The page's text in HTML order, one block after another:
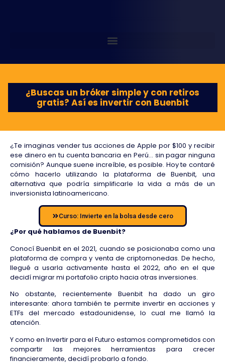
¿Buscas un bróker simple y con retiros
gratis? Así es invertir con Buenbit
¿Te imaginas vender tus acciones de Apple por $100 y recibir
ese dinero en tu cuenta bancaria en Perú… sin pagar ninguna
comisión? Aunque suene increíble, es posible. Hoy te contaré
cómo hacerlo utilizando la plataforma de Buenbit, una
alternativa que podría simplificarle la vida a más de un
inversionista latinoamericano.
Curso: Invierte en la bolsa desde cero
¿Por qué hablamos de Buenbit?
Conocí Buenbit en el 2021, cuando se posicionaba como una
plataforma de compra y venta de criptomonedas. De hecho,
llegué a usarla activamente hasta el 2022, año en el que
decidí migrar mi portafolio cripto hacia otras inversiones.
No obstante, recientemente Buenbit ha dado un giro
interesante: ahora también te permite invertir en acciones y
ETFs del mercado estadounidense, lo cual me llamó la
atención.
Y como en Invertir para el Futuro estamos comprometidos con
compartir las mejores herramientas para crecer
financieramente, decidí probarlo a fondo.